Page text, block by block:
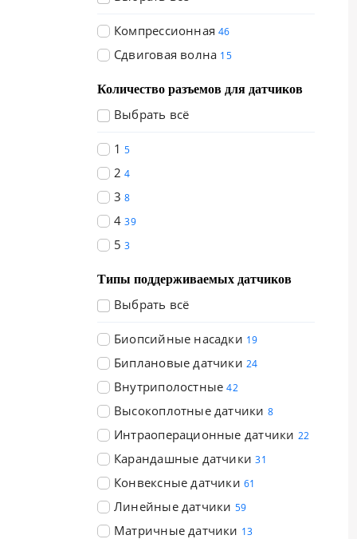
Компрессионная 46
Сдвиговая волна 15
Количество разъемов для датчиков
Выбрать всё
1 5
2 4
3 8
4 39
5 3
Типы поддерживаемых датчиков
Выбрать всё
Биопсийные насадки 19
Биплановые датчики 24
Внутриполостные42
Высокоплотные датчики 8
Интраоперационные датчики 22
Карандашные датчики 31
Конвексные датчики 61
Линейные датчики 59
Матричные датчики 13